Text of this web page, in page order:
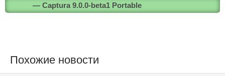
— Captura 9.0.0-beta1 Portable
Похожие новости